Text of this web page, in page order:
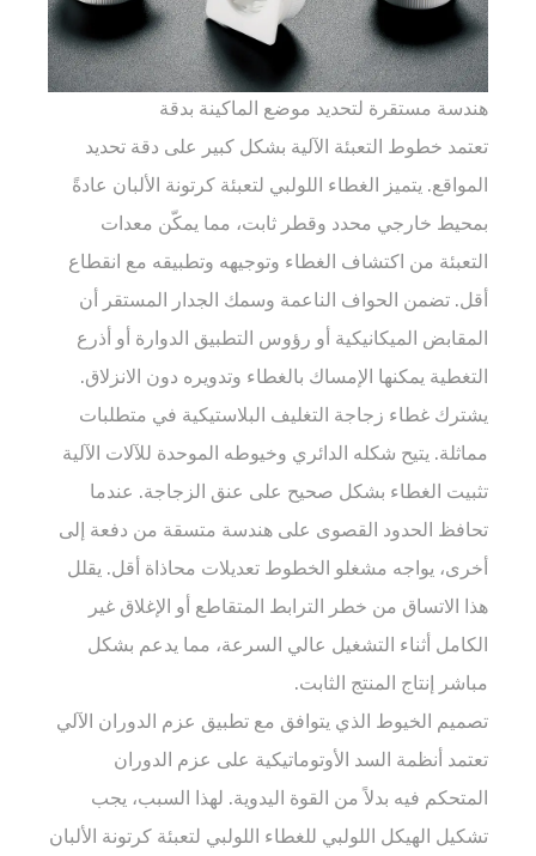
المواد
مناسبة
للتعامل
الميكانيكي
عالي
السرعة
تقنيات
ختم
الكرتون
والزجاجات
5
ناعمة
للتغذية
والفرز
بكفاءة
6
الإنتاجية
العالية
خلال
فترات
ذروة
هندسة مستقرة لتحديد موضع الماكينة بدقة
تعتمد خطوط التعبئة الآلية بشكل كبير على دقة تحديد
المواقع. يتميز الغطاء اللولبي لتعبئة كرتونة الألبان عادةً
بمحيط خارجي محدد وقطر ثابت، مما يمكّن معدات
التعبئة من اكتشاف الغطاء وتوجيهه وتطبيقه مع انقطاع
أقل. تضمن الحواف الناعمة وسمك الجدار المستقر أن
المقابض الميكانيكية أو رؤوس التطبيق الدوارة أو أذرع
التغطية يمكنها الإمساك بالغطاء وتدويره دون الانزلاق.
يشترك غطاء زجاجة التغليف البلاستيكية في متطلبات
مماثلة. يتيح شكله الدائري وخيوطه الموحدة للآلات الآلية
تثبيت الغطاء بشكل صحيح على عنق الزجاجة. عندما
تحافظ الحدود القصوى على هندسة متسقة من دفعة إلى
أخرى، يواجه مشغلو الخطوط تعديلات محاذاة أقل. يقلل
هذا الاتساق من خطر الترابط المتقاطع أو الإغلاق غير
الكامل أثناء التشغيل عالي السرعة، مما يدعم بشكل
مباشر إنتاج المنتج الثابت.
تصميم الخيوط الذي يتوافق مع تطبيق عزم الدوران الآلي
تعتمد أنظمة السد الأوتوماتيكية على عزم الدوران
المتحكم فيه بدلاً من القوة اليدوية. لهذا السبب، يجب
تشكيل الهيكل اللولبي للغطاء اللولبي لتعبئة كرتونة الألبان